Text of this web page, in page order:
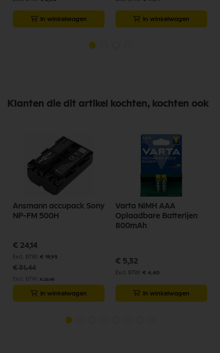
In winkelwagen In winkelwagen
Klanten die dit artikel kochten, kochten ook
Ansmann accupack Sony
NP-FM 500H
Speciale
prijs
€ 24,14
€ 19,95
€ 31,44
€ 25,98
In winkelwagen
Varta NiMH AAA
Oplaadbare Batterijen
800mAh
€ 5,32
€ 4,40
In winkelwagen